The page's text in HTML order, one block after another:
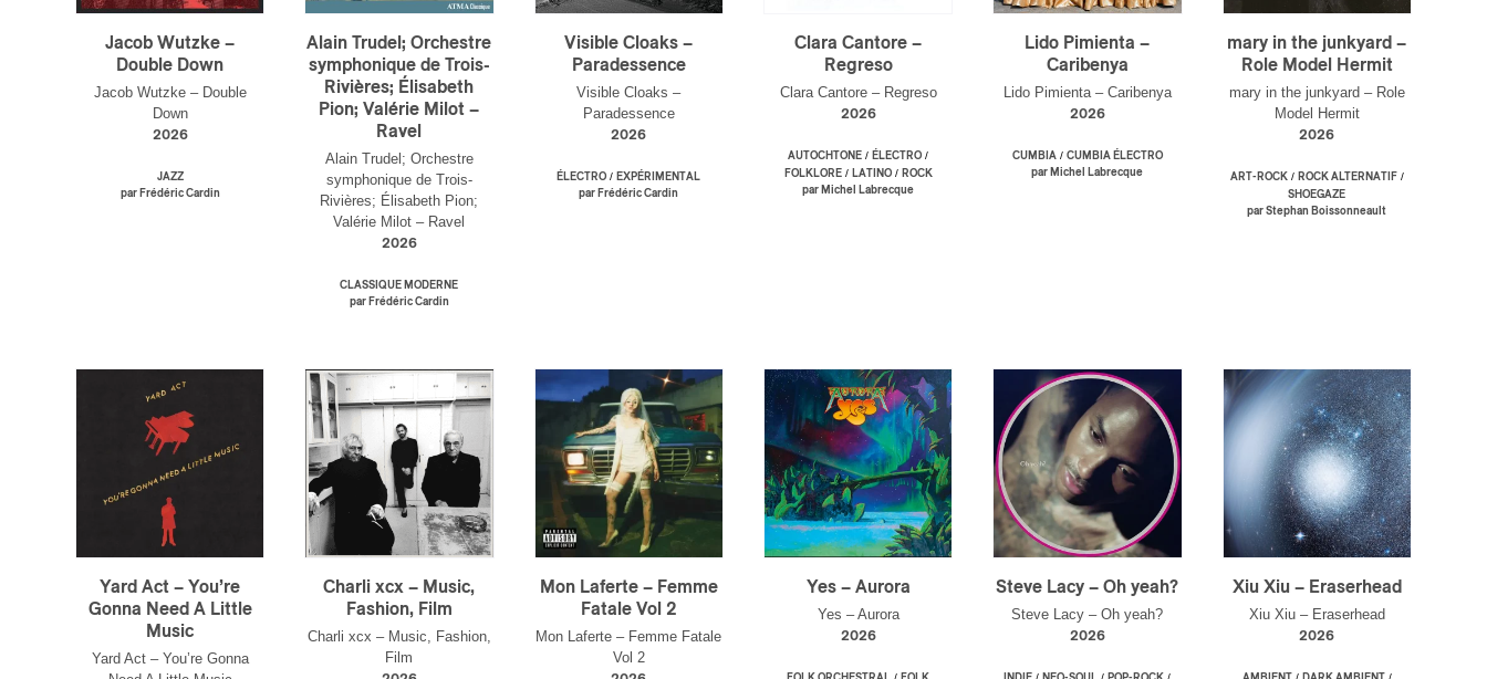
Jacob Wutzke –
Double Down
Jacob Wutzke – Double
Down
2026
JAZZ
par Frédéric Cardin
Alain Trudel; Orchestre
symphonique de Trois-
Rivières; Élisabeth
Pion; Valérie Milot –
Ravel
Alain Trudel; Orchestre
symphonique de Trois-
Rivières; Élisabeth Pion;
Valérie Milot – Ravel
2026
CLASSIQUE MODERNE
par Frédéric Cardin
Visible Cloaks –
Paradessence
Visible Cloaks –
Paradessence
2026
ÉLECTRO / EXPÉRIMENTAL
par Frédéric Cardin
Clara Cantore –
Regreso
Clara Cantore – Regreso
2026
AUTOCHTONE / ÉLECTRO /
FOLKLORE/ LATINO/ ROCK
par Michel Labrecque
Lido Pimienta –
Caribenya
Lido Pimienta – Caribenya
2026
CUMBIA/ CUMBIA ÉLECTRO
par Michel Labrecque
mary in the junkyard –
Role Model Hermit
mary in the junkyard – Role
Model Hermit
2026
ART-ROCK/ ROCK ALTERNATIF/
SHOEGAZE
par Stephan Boissonneault
Yard Act – You’re
Gonna Need A Little
Music
Yard Act – You’re Gonna
Charli xcx – Music,
Fashion, Film
Charli xcx – Music, Fashion,
Film
Mon Laferte – Femme
Fatale Vol 2
Mon Laferte – Femme Fatale
Vol 2
Yes – Aurora
Yes – Aurora
2026
Steve Lacy – Oh yeah?
Steve Lacy – Oh yeah?
2026
Xiu Xiu – Eraserhead
Xiu Xiu – Eraserhead
2026
Prénom
Type d'abonné
Mélomane
Professionnel industrie musicale
Amateur-e /Fan
M'INSCRIRE